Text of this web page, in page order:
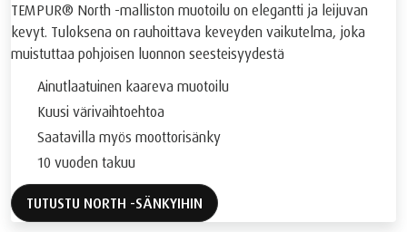
TEMPUR® North -malliston muotoilu on elegantti ja leijuvan
kevyt. Tuloksena on rauhoittava keveyden vaikutelma, joka
muistuttaa pohjoisen luonnon seesteisyydestä
Ainutlaatuinen kaareva muotoilu
Kuusi värivaihtoehtoa
Saatavilla myös moottorisänky
10 vuoden takuu
TUTUSTU NORTH -SÄNKYIHIN